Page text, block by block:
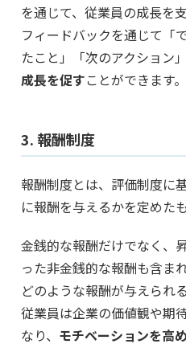
を通じて、従業員の成長を
フィードバックを通じて「
たこと」「次のアクション
成長を促すことができます。
3. 報酬制度
報酬制度とは、評価制度に
に報酬を与えるかを定めたも
金銭的な報酬だけでなく、
った非金銭的な報酬も含ま
どのような報酬が与えられ
従業員は企業の価値観や期
なり、 モチベーションを高